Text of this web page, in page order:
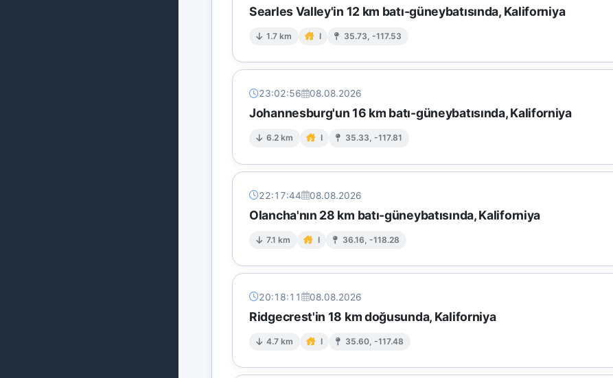
Searles Valley'in 12 km batı-güneybatısında, Kaliforniya
1.7 km I 35.73, -117.53
23:02:56 08.08.2026
Johannesburg'un 16 km batı-güneybatısında, Kaliforniya
6.2 km I 35.33, -117.81
22:17:44 08.08.2026
Olancha'nın 28 km batı-güneybatısında, Kaliforniya
7.1 km I 36.16, -118.28
20:18:11 08.08.2026
Ridgecrest'in 18 km doğusunda, Kaliforniya
4.7 km I 35.60, -117.48